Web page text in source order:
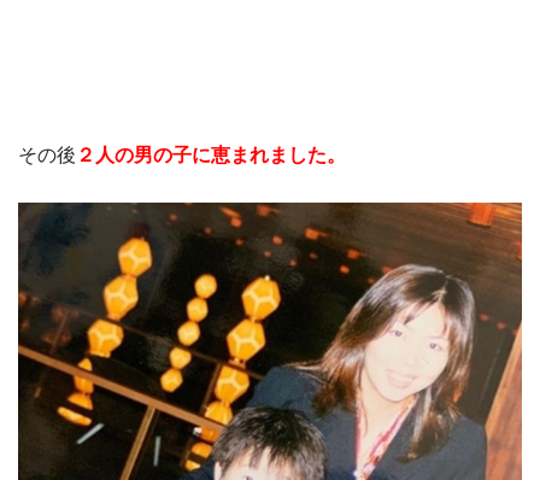
その後 ２人の男の子に恵まれました。